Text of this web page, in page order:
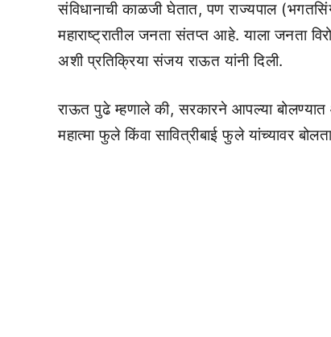
संविधानाची काळजी घेतात, पण राज्यपाल
महाराष्ट्रातील जनता संतप्त आहे. याला जनता
अशी प्रतिक्रिया संजय राऊत यांनी दिली.
राऊत पुढे म्हणाले की, सरकारने आपल्या
महात्मा फुले किंवा सावित्रीबाई फुले यांच्यावर